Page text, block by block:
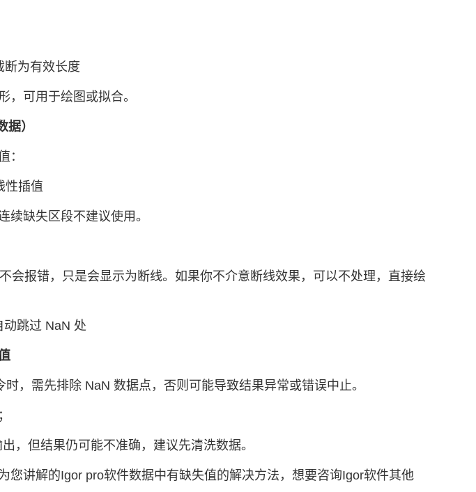
为有效长度
，可用于绘图或拟合。
）
：
性插值
续缺失区段不建议使用。
会报错，只是会显示为断线。如果你不介意断线效果，可以不处理，直接绘
跳过 NaN 处
，需先排除 NaN 数据点，否则可能导致结果异常或错误中止。
，但结果仍可能不准确，建议先清洗数据。
您讲解的Igor pro软件数据中有缺失值的解决方法，想要咨询Igor软件其他